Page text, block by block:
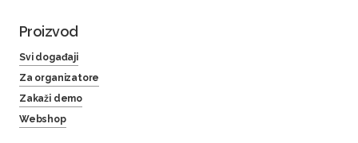
Proizvod
Svi događaji
Za organizatore
Zakaži demo
Webshop